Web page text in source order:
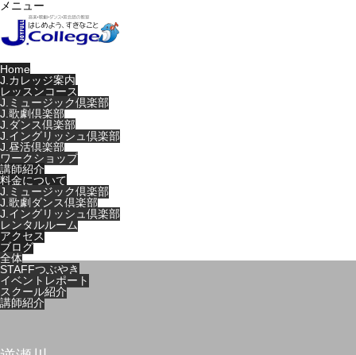
メニュー
Home
J.カレッジ案内
レッスンコース
J.ミュージック倶楽部
J.歌劇倶楽部
J.ダンス倶楽部
J.イングリッシュ倶楽部
J.昼活倶楽部
ワークショップ
講師紹介
料金について
J.ミュージック倶楽部
J.歌劇ダンス倶楽部
J.イングリッシュ倶楽部
レンタルルーム
アクセス
ブログ
全体
STAFFつぶやき
イベントレポート
スクール紹介
講師紹介